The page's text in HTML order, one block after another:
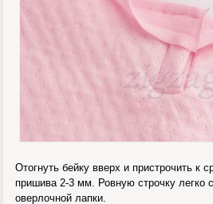
Отогнуть бейку вверх и пристрочить к
пришива 2-3 мм. Ровную строчку легко
оверлочной лапки.